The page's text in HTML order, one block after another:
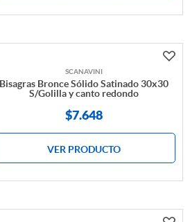
SCANAVINI
Bisagras Bronce Sólido Satinado 30x30
S/Golilla y canto redondo
$7.648
VER PRODUCTO